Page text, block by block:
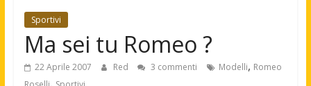
news
moda
maschile
Sportivi
Ma sei tu Romeo ?
22 Aprile 2007 Red 3 commenti Modelli, Romeo